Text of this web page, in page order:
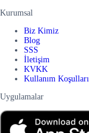
Kurumsal
Biz Kimiz
Blog
SSS
İletişim
KVKK
Kullanım Koşulları
Uygulamalar